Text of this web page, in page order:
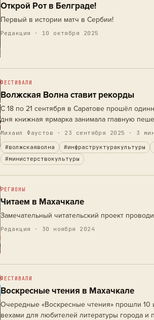
Открой Рот в Белграде!
Первый в истории матч в Сербии!
Редакция · 10 октября 2025
ФЕСТИВАЛИ
Волжская Волна ставит рекорды
С 18 по 21 сентября в Саратове прошёл
дня книжная ярмарка занимала главную
располагалась у ретро-трамвая. Помимо
классы и…
Михаил Фаустов · 23 сентября 2025 · 3
#волжскаяволна
#инфраструктуракультуры
#министерствокультуры
РЕГИОНЫ
Читаем в Махачкале
Замечательный читательский проект
Редакция · 30 ноября 2024
ФЕСТИВАЛИ
Воскресные чтения в Махачкале
Очередные «Воскресные чтения» прошли 10
вехами для любителей литературы города и